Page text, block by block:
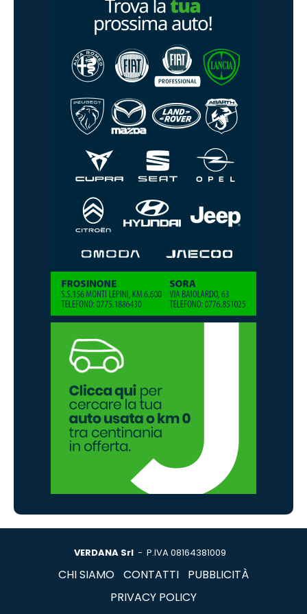
VERDANA Srl - P.IVA 08164381009
CHI SIAMO CONTATTI
PUBBLICITÀ
PRIVACY POLICY